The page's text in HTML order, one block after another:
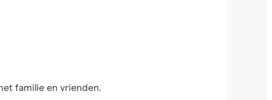
familie en vrienden.